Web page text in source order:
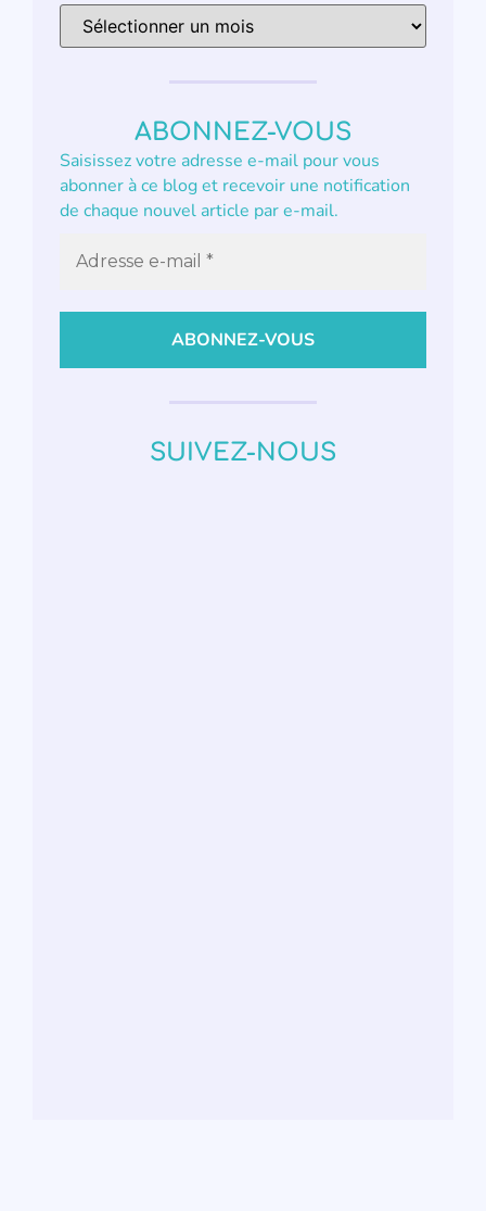
ABONNEZ-VOUS
Saisissez votre adresse e-mail pour vous
abonner à ce blog et recevoir une notification
de chaque nouvel article par e-mail.
SUIVEZ-NOUS